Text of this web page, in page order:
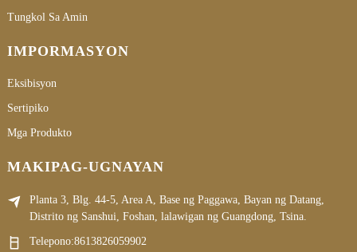
Tungkol Sa Amin
IMPORMASYON
Eksibisyon
Sertipiko
Mga Produkto
MAKIPAG-UGNAYAN
Planta 3, Blg. 44-5, Area A, Base ng Paggawa, Bayan ng Datang,
Distrito ng Sanshui, Foshan, lalawigan ng Guangdong, Tsina.
Telepono:8613826059902